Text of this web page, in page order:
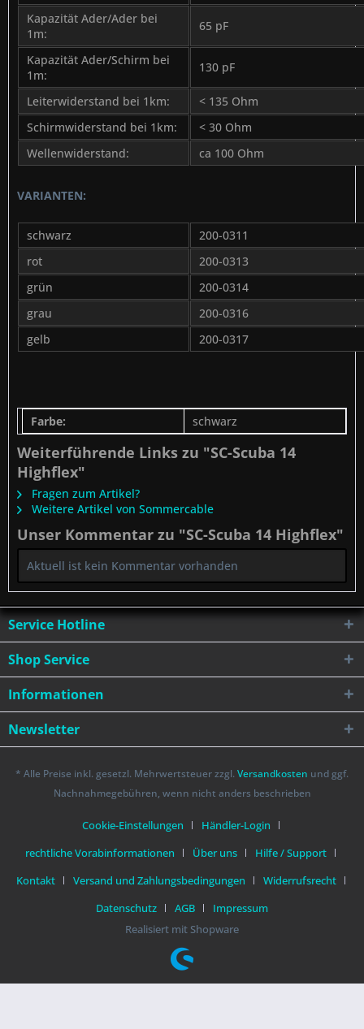
Kapazität Ader/Ader bei
1m:
65 pF
Kapazität Ader/Schirm bei
1m:
130 pF
Leiterwiderstand bei 1km:
< 135 Ohm
Schirmwiderstand bei 1km:
< 30 Ohm
Wellenwiderstand:
ca 100 Ohm
VARIANTEN:
schwarz
200-0311
rot
200-0313
grün
200-0314
grau
200-0316
gelb
200-0317
Farbe: schwarz
Weiterführende Links zu "SC-Scuba 14
Highflex"
Fragen zum Artikel?
Weitere Artikel von Sommercable
Unser Kommentar zu "SC-Scuba 14 Highflex"
Aktuell ist kein Kommentar vorhanden
Service Hotline
Shop Service
Informationen
Newsletter
* Alle Preise inkl. gesetzl. Mehrwertsteuer zzgl. Versandkosten und ggf.
Nachnahmegebühren, wenn nicht anders beschrieben
Cookie-Einstellungen
Händler-Login
rechtliche Vorabinformationen
Über uns
Hilfe / Support
Kontakt
Versand und Zahlungsbedingungen
Widerrufsrecht
Datenschutz
AGB
Impressum
Realisiert mit Shopware